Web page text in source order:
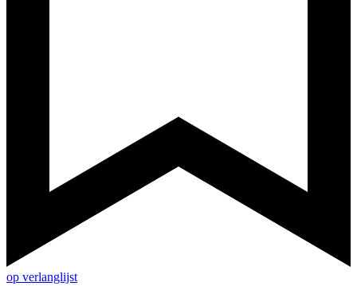
op verlanglijst